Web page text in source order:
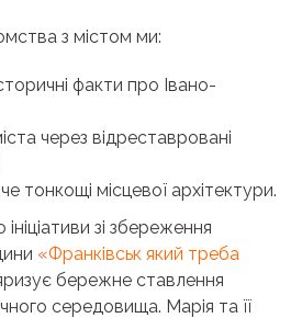
з містом ми:
факти про Івано-
через відреставровані
тонкощі місцевої архітектури.
зі збереження
«Франківськ який треба
бережне ставлення
середовища. Марія та її